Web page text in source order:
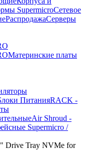
SupermicroСетевое
РаспродажаСерверы
Материнские платы
ПитанияRACK -
Air Shroud -
Supermicro /
Drive Tray NVMe for